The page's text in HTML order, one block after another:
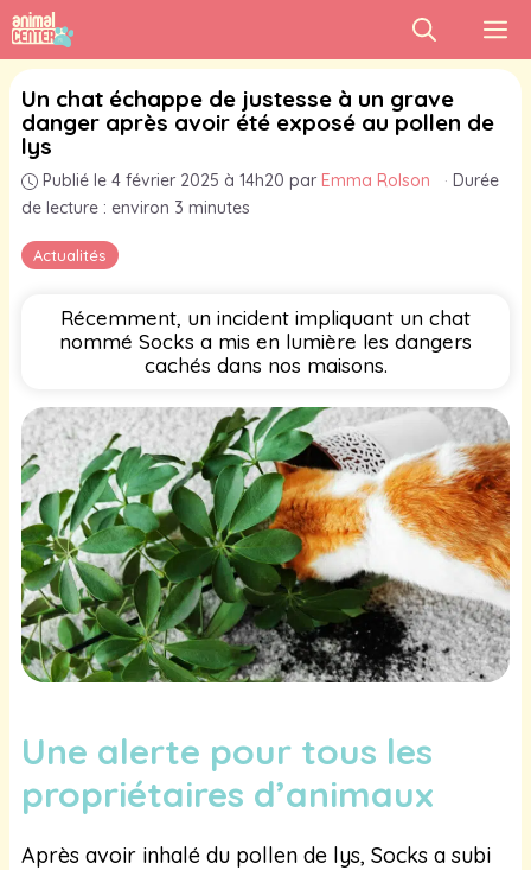
Aller
au
contenu
Actualités
Un chat échappe de justesse à un grave
danger après avoir été exposé au pollen de
lys
Publié le 4 février 2025 à 14h20 par Emma Rolson · Durée
de lecture : environ 3 minutes
Récemment, un incident impliquant un chat
nommé Socks a mis en lumière les dangers
cachés dans nos maisons.
Une alerte pour tous les
propriétaires d’animaux
Après avoir inhalé du pollen de lys, Socks a subi